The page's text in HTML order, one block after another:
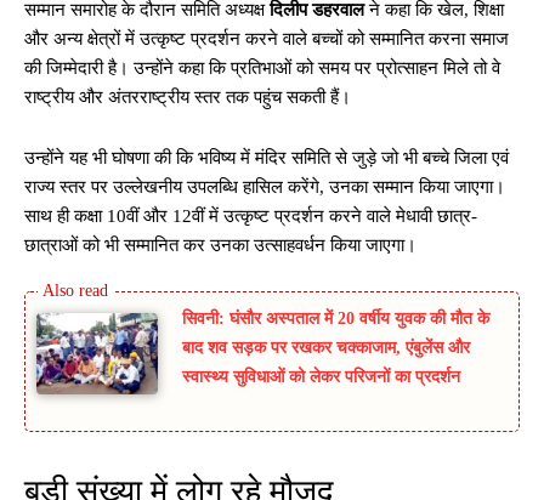
सम्मान समारोह के दौरान समिति अध्यक्षदिलीप डहरवालने कहा कि खेल, शिक्षा
और अन्य क्षेत्रों में उत्कृष्ट प्रदर्शन करने वाले बच्चों को सम्मानित करना समाज
की जिम्मेदारी है। उन्होंने कहा कि प्रतिभाओं को समय पर प्रोत्साहन मिले तो वे
राष्ट्रीय और अंतरराष्ट्रीय स्तर तक पहुंच सकती हैं।
उन्होंने यह भी घोषणा की कि भविष्य में मंदिर समिति से जुड़े जो भी बच्चे जिला एवं
राज्य स्तर पर उल्लेखनीय उपलब्धि हासिल करेंगे, उनका सम्मान किया जाएगा।
साथ ही कक्षा 10वीं और 12वीं में उत्कृष्ट प्रदर्शन करने वाले मेधावी छात्र-
छात्राओं को भी सम्मानित कर उनका उत्साहवर्धन किया जाएगा।
सिवनी: घंसौर अस्पताल में 20 वर्षीय युवक की मौत के
बाद शव सड़क पर रखकर चक्काजाम, एंबुलेंस और
स्वास्थ्य सुविधाओं को लेकर परिजनों का प्रदर्शन
बड़ी संख्या में लोग रहे मौजूद